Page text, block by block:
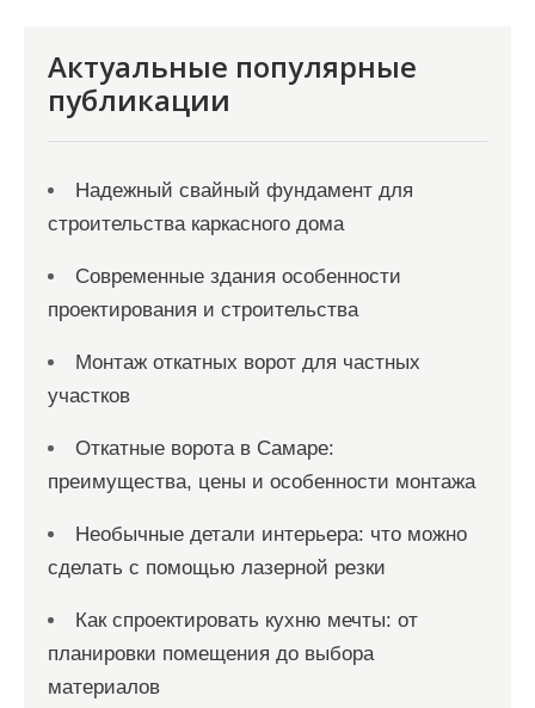
мАктуальные популярные
публикации
Надежный свайный фундамент для
строительства каркасного дома
Современные здания особенности
проектирования и строительства
Монтаж откатных ворот для частных
участков
Откатные ворота в Самаре:
преимущества, цены и особенности монтажа
Необычные детали интерьера: что можно
сделать с помощью лазерной резки
Как спроектировать кухню мечты: от
планировки помещения до выбора
материалов